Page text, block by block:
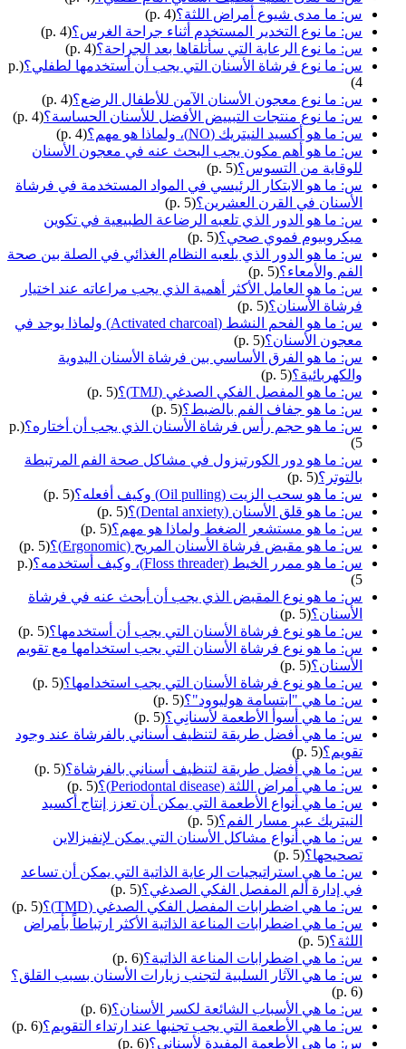
س: ما مدى شيوع أمراض اللثة؟(p. 4)
س: ما نوع التخدير المستخدم أثناء جراحة الغرس؟(p. 4)
س: ما نوع الرعاية التي سأتلقاها بعد الجراحة؟(p. 4)
س: ما نوع فرشاة الأسنان التي يجب أن أستخدمها لطفلي؟ (p.
4)
س: ما نوع معجون الأسنان الآمن للأطفال الرضع؟(p. 4)
س: ما نوع منتجات التبييض الأفضل للأسنان الحساسة؟(p. 4)
س: ما هو أكسيد النيتريك (NO)، ولماذا هو مهم؟
(p. 4)
س: ما هو أهم مكون يجب البحث عنه في معجون الأسنان
للوقاية من التسوس؟(p. 5)
س: ما هو الابتكار الرئيسي في المواد المستخدمة في فرشاة
الأسنان في القرن العشرين؟(p. 5)
س: ما هو الدور الذي تلعبه الرضاعة الطبيعية في تكوين
ميكروبيوم فموي صحي؟(p. 5)
س: ما هو الدور الذي يلعبه النظام الغذائي في الصلة بين صحة
الفم والأمعاء؟(p. 5)
س: ما هو العامل الأكثر أهمية الذي يجب مراعاته عند اختيار
فرشاة الأسنان؟(p. 5)
س: ما هو الفحم النشط (Activated charcoal) ولماذا يوجد في
معجون الأسنان؟(p. 5)
س: ما هو الفرق الأساسي بين فرشاة الأسنان اليدوية
والكهربائية؟(p. 5)
س: ما هو المفصل الفكي الصدغي (TMJ)؟
(p. 5)
س: ما هو جفاف الفم بالضبط؟(p. 5)
س: ما هو حجم رأس فرشاة الأسنان الذي يجب أن أختاره؟ (p.
5)
س: ما هو دور الكورتيزول في مشاكل صحة الفم المرتبطة
بالتوتر؟(p. 5)
س: ما هو سحب الزيت (Oil pulling) وكيف أفعله؟
(p. 5)
س: ما هو قلق الأسنان (Dental anxiety)؟
(p. 5)
س: ما هو مستشعر الضغط ولماذا هو مهم؟(p. 5)
س: ما هو مقبض فرشاة الأسنان المريح (Ergonomic)؟
(p. 5)
س: ما هو ممرر الخيط (Floss threader)، وكيف أستخدمه؟
(p.
5)
س: ما هو نوع المقبض الذي يجب أن أبحث عنه في فرشاة
الأسنان؟(p. 5)
س: ما هو نوع فرشاة الأسنان التي يجب أن أستخدمها؟(p. 5)
س: ما هو نوع فرشاة الأسنان التي يجب استخدامها مع تقويم
الأسنان؟(p. 5)
س: ما هو نوع فرشاة الأسنان التي يجب استخدامها؟(p. 5)
س: ما هي "ابتسامة هوليوود"؟(p. 5)
س: ما هي أسوأ الأطعمة لأسنانِي؟(p. 5)
س: ما هي أفضل طريقة لتنظيف أسناني بالفرشاة عند وجود
تقويم؟(p. 5)
س: ما هي أفضل طريقة لتنظيف أسناني بالفرشاة؟(p. 5)
س: ما هي أمراض اللثة (Periodontal disease)؟
(p. 5)
س: ما هي أنواع الأطعمة التي يمكن أن تعزز إنتاج أكسيد
النيتريك عبر مسار الفم؟(p. 5)
س: ما هي أنواع مشاكل الأسنان التي يمكن لإنفيزالاين
تصحيحها؟(p. 5)
س: ما هي استراتيجيات الرعاية الذاتية التي يمكن أن تساعد
في إدارة ألم المفصل الفكي الصدغي؟(p. 5)
س: ما هي اضطرابات المفصل الفكي الصدغي (TMD)؟
(p. 5)
س: ما هي اضطرابات المناعة الذاتية الأكثر ارتباطاً بأمراض
اللثة؟(p. 5)
س: ما هي اضطرابات المناعة الذاتية؟(p. 6)
س: ما هي الآثار السلبية لتجنب زيارات الأسنان بسبب القلق؟
(p. 6)
س: ما هي الأسباب الشائعة لكسر الأسنان؟(p. 6)
س: ما هي الأطعمة التي يجب تجنبها عند ارتداء التقويم؟(p. 6)
س: ما هي الأطعمة المفيدة لأسنانِي؟(p. 6)